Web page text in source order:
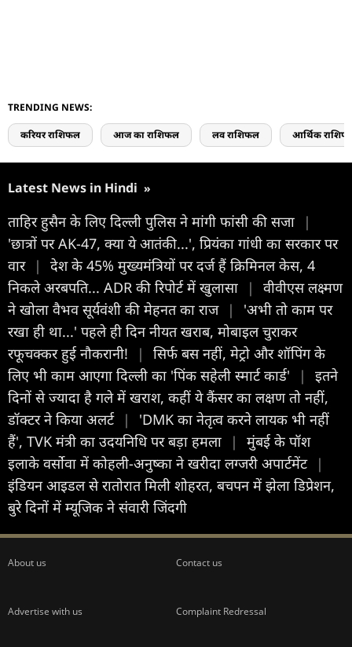
TRENDING NEWS:
करियर राशिफल आज का राशिफल लव राशिफल आर्थिक
Latest News in Hindi »
ताहिर हुसैन के लिए दिल्ली पुलिस ने मांगी फांसी की सजा
|
'छात्रों पर AK-47, क्या ये आतंकी...', प्रियंका गांधी का सरकार पर
वार |
देश के 45% मुख्यमंत्रियों पर दर्ज हैं क्रिमिनल केस, 4
निकले अरबपति... ADR की रिपोर्ट में खुलासा
|
वीवीएस लक्ष्मण
ने खोला वैभव सूर्यवंशी की मेहनत का राज |
'अभी तो काम पर
रखा ही था...' पहले ही दिन नीयत खराब, मोबाइल चुराकर
रफूचक्कर हुई नौकरानी!
|
सिर्फ बस नहीं, मेट्रो और शॉपिंग के
लिए भी काम आएगा दिल्ली का 'पिंक सहेली स्मार्ट कार्ड'
|
इतने
दिनों से ज्यादा है गले में खराश, कहीं ये कैंसर का लक्षण तो नहीं,
डॉक्टर ने किया अलर्ट |
'DMK का नेतृत्व करने लायक भी नहीं
हैं', TVK मंत्री का उदयनिधि पर बड़ा हमला
|
मुंबई के पॉश
इलाके वर्सोवा में कोहली-अनुष्का ने खरीदा लग्जरी अपार्टमेंट |
इंडियन आइडल से रातोरात मिली शोहरत, बचपन में झेला डिप्रेशन,
बुरे दिनों में म्यूजिक ने संवारी जिंदगी
About us Contact us
Advertise with us Complaint Redressal